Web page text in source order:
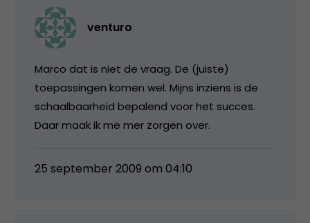
venturo
Marco dat is niet de vraag. De (juiste)
toepassingen komen wel. Mijns inziens is de
schaalbaarheid bepalend voor het succes.
Daar maak ik me mer zorgen over.
25 september 2009 om 04:10